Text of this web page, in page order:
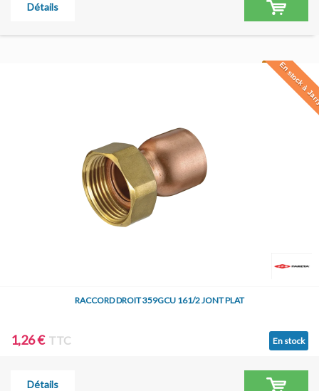
Détails
En stock à
RACCORD DROIT 359GCU 161/2 JONT PLAT
1,26 € TTC En stock
Détails